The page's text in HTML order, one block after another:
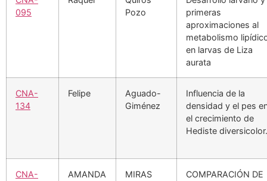
095
Pozo
primeras
aproximaciones al
metabolismo
en larvas de Liza
aurata
CNA-
134
Felipe
Aguado-
Giménez
Influencia de la
densidad y el pes
el crecimiento de
Hediste diversicolor.
CNA-
AMANDA
MIRAS
COMPARACIÓN DE